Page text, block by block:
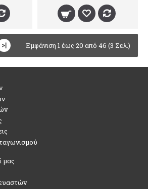
>| Εμφάνιση 1 έως 20 από 46 (3 Σελ.)
μας